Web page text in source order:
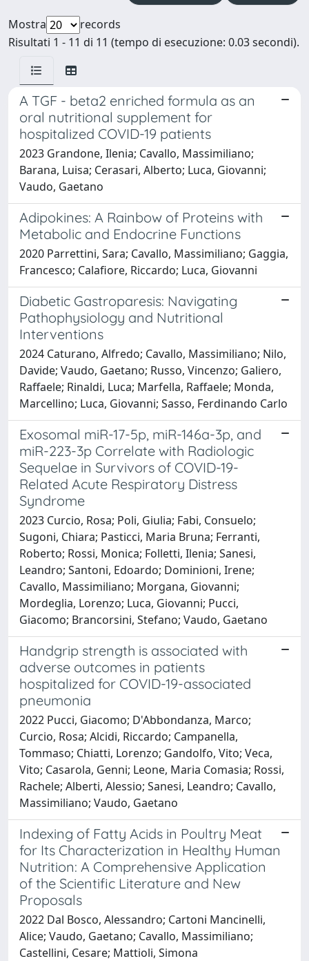
Mostra
records
Risultati 1 - 11 di 11 (tempo di esecuzione: 0.03 secondi).
A TGF - beta2 enriched formula as an
oral nutritional supplement for
hospitalized COVID-19 patients
2023 Grandone, Ilenia; Cavallo, Massimiliano;
Barana, Luisa; Cerasari, Alberto; Luca, Giovanni;
Vaudo, Gaetano
Adipokines: A Rainbow of Proteins with
Metabolic and Endocrine Functions
2020 Parrettini, Sara; Cavallo, Massimiliano; Gaggia,
Francesco; Calafiore, Riccardo; Luca, Giovanni
Diabetic Gastroparesis: Navigating
Pathophysiology and Nutritional
Interventions
2024 Caturano, Alfredo; Cavallo, Massimiliano; Nilo,
Davide; Vaudo, Gaetano; Russo, Vincenzo; Galiero,
Raffaele; Rinaldi, Luca; Marfella, Raffaele; Monda,
Marcellino; Luca, Giovanni; Sasso, Ferdinando Carlo
Exosomal miR-17-5p, miR-146a-3p, and
miR-223-3p Correlate with Radiologic
Sequelae in Survivors of COVID-19-
Related Acute Respiratory Distress
Syndrome
2023 Curcio, Rosa; Poli, Giulia; Fabi, Consuelo;
Sugoni, Chiara; Pasticci, Maria Bruna; Ferranti,
Roberto; Rossi, Monica; Folletti, Ilenia; Sanesi,
Leandro; Santoni, Edoardo; Dominioni, Irene;
Cavallo, Massimiliano; Morgana, Giovanni;
Mordeglia, Lorenzo; Luca, Giovanni; Pucci,
Giacomo; Brancorsini, Stefano; Vaudo, Gaetano
Handgrip strength is associated with
adverse outcomes in patients
hospitalized for COVID-19-associated
pneumonia
2022 Pucci, Giacomo; D'Abbondanza, Marco;
Curcio, Rosa; Alcidi, Riccardo; Campanella,
Tommaso; Chiatti, Lorenzo; Gandolfo, Vito; Veca,
Vito; Casarola, Genni; Leone, Maria Comasia; Rossi,
Rachele; Alberti, Alessio; Sanesi, Leandro; Cavallo,
Massimiliano; Vaudo, Gaetano
Indexing of Fatty Acids in Poultry Meat
for Its Characterization in Healthy Human
Nutrition: A Comprehensive Application
of the Scientific Literature and New
Proposals
2022 Dal Bosco, Alessandro; Cartoni Mancinelli,
Alice; Vaudo, Gaetano; Cavallo, Massimiliano;
Castellini, Cesare; Mattioli, Simona